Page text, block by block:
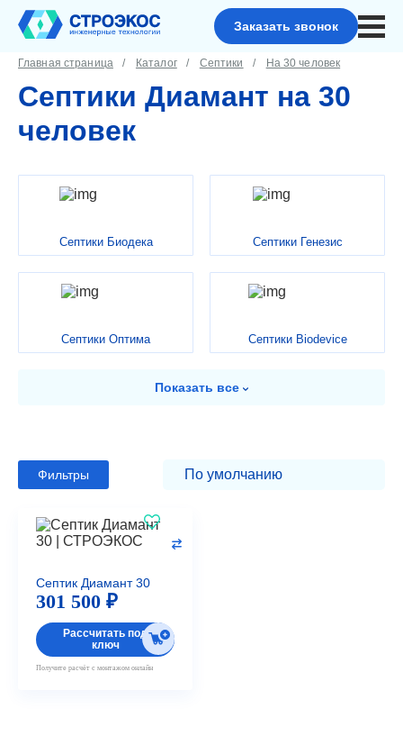
Заказать звонок
Главная страница Каталог Септики На 30 человек
Септики Диамант на 30
человек
Септики Биодека Септики Генезис
Септики Оптима Септики Biodevice
Показать все
Фильтры
Септик Диамант 30
301 500 ₽
Рассчитать под
ключ
Получите расчёт с монтажом онлайн